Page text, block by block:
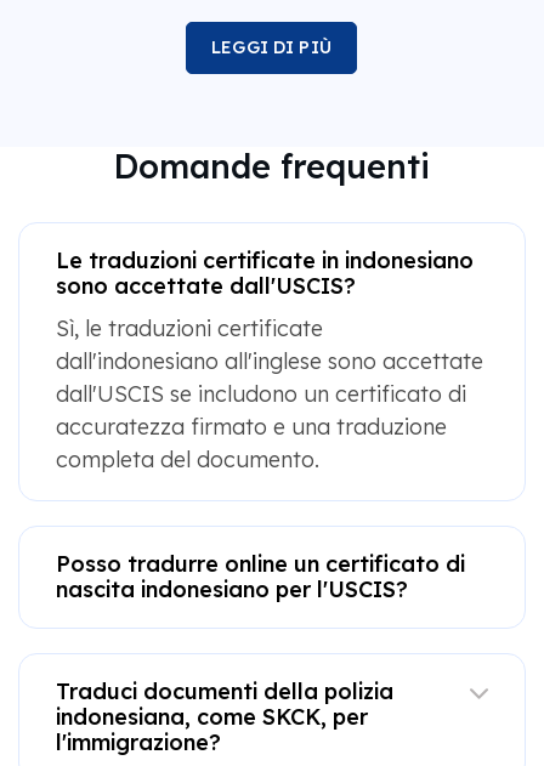
LEGGI DI PIÙ
Domande frequenti
Le traduzioni certificate in indonesiano
sono accettate dall'USCIS?
Sì, le traduzioni certificate
dall'indonesiano all'inglese sono accettate
dall'USCIS se includono un certificato di
accuratezza firmato e una traduzione
completa del documento.
Posso tradurre online un certificato di
nascita indonesiano per l'USCIS?
Traduci documenti della polizia
indonesiana, come SKCK, per
l'immigrazione?